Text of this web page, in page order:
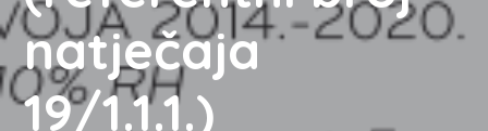
natječaja
19/1.1.1.)